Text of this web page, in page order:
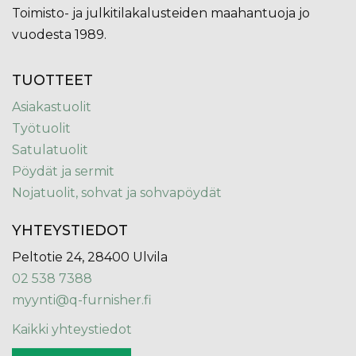
Toimisto- ja julkitilakalusteiden maahantuoja jo
vuodesta 1989.
TUOTTEET
Asiakastuolit
Työtuolit
Satulatuolit
Pöydät ja sermit
Nojatuolit, sohvat ja sohvapöydät
YHTEYSTIEDOT
Peltotie 24, 28400 Ulvila
02 538 7388
myynti@q-furnisher.fi
Kaikki yhteystiedot